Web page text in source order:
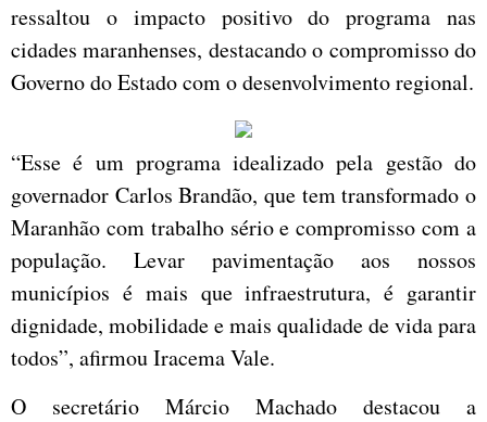
ressaltou o impacto positivo do programa nas
cidades maranhenses, destacando o compromisso do
Governo do Estado com o desenvolvimento regional.
“Esse é um programa idealizado pela gestão do
governador Carlos Brandão, que tem transformado o
Maranhão com trabalho sério e compromisso com a
população. Levar pavimentação aos nossos
municípios é mais que infraestrutura, é garantir
dignidade, mobilidade e mais qualidade de vida para
todos”, afirmou Iracema Vale.
O secretário Márcio Machado destacou a